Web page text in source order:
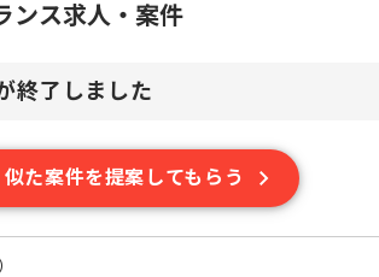
ンス求人・案件
終了しました
似た案件を提案してもらう
）